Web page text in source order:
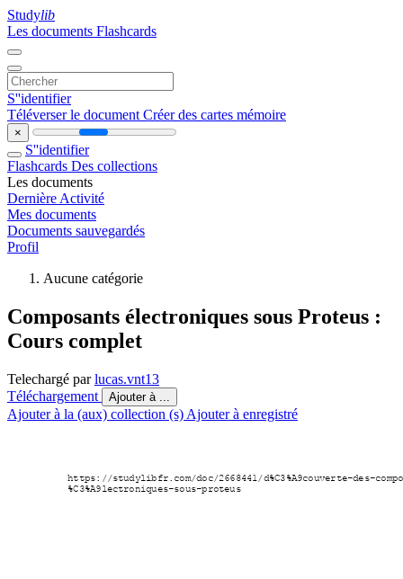
Studylib
Les documents Flashcards
S''identifier
Téléverser le document Créer des cartes mémoire
×
S''identifier
Flashcards Des collections
Les documents
Dernière Activité
Mes documents
Documents sauvegardés
Profil
Aucune catégorie
Composants électroniques sous Proteus :
Cours complet
Telechargé parlucas.vnt13
Téléchargement
Ajouter à ...
Ajouter à la (aux) collection (s) Ajouter à enregistré
https://studylibfr.com/doc/2668441/d%C3%A9couverte-des-
%C3%A9lectroniques-sous-proteus